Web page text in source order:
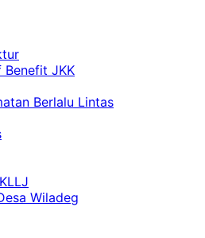
Benefit JKK
Berlalu Lintas
Wiladeg